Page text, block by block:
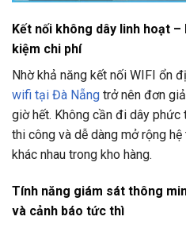
Kết nối không dây linh hoạt
kiệm chi phí
Nhờ khả năng kết nối WIFI ổn
wifi tại Đà Nẵng trở nên đơn
giờ hết. Không cần đi dây
thi công và dễ dàng mở rộng
khác nhau trong kho hàng.
Tính năng giám sát thông
và cảnh báo tức thì